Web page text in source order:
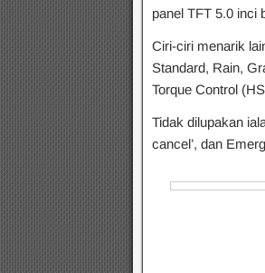
panel TFT 5.0 inci
Ciri-ciri menarik
Standard, Rain,
Torque Control
Tidak dilupakan
cancel’, dan